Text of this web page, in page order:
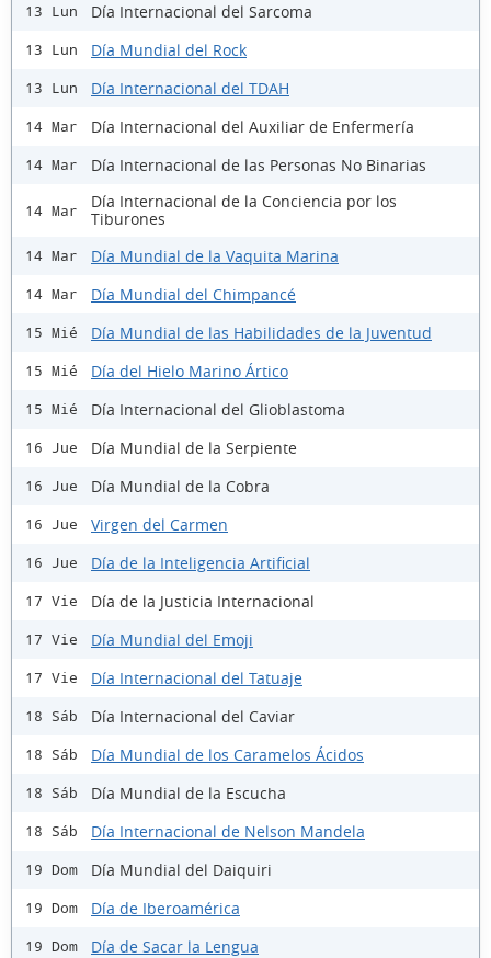
13 Lun Día Internacional del Sarcoma
13 Lun Día Mundial del Rock
13 Lun Día Internacional del TDAH
14 Mar Día Internacional del Auxiliar de Enfermería
14 Mar Día Internacional de las Personas No Binarias
14 Mar
Día Internacional de la Conciencia por los
Tiburones
14 Mar Día Mundial de la Vaquita Marina
14 Mar Día Mundial del Chimpancé
15 Mié Día Mundial de las Habilidades de la Juventud
15 Mié Día del Hielo Marino Ártico
15 Mié Día Internacional del Glioblastoma
16 Jue Día Mundial de la Serpiente
16 Jue Día Mundial de la Cobra
16 Jue Virgen del Carmen
16 Jue Día de la Inteligencia Artificial
17 Vie Día de la Justicia Internacional
17 Vie Día Mundial del Emoji
17 Vie Día Internacional del Tatuaje
18 Sáb Día Internacional del Caviar
18 Sáb Día Mundial de los Caramelos Ácidos
18 Sáb Día Mundial de la Escucha
18 Sáb Día Internacional de Nelson Mandela
19 Dom Día Mundial del Daiquiri
19 Dom Día de Iberoamérica
19 Dom Día de Sacar la Lengua